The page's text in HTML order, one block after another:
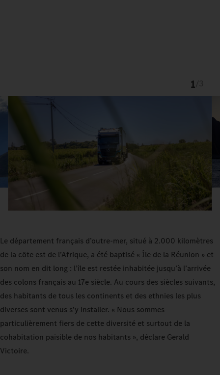
1
Le département français d’outre-mer, situé à 2.000 kilomètres
de la côte est de l’Afrique, a été baptisé « Île de la Réunion » et
son nom en dit long : l’île est restée inhabitée jusqu’à l’arrivée
des colons français au 17e siècle. Au cours des siècles suivants,
des habitants de tous les continents et des ethnies les plus
diverses sont venus s’y installer. « Nous sommes
particulièrement fiers de cette diversité et surtout de la
cohabitation paisible de nos habitants », déclare Gerald
Victoire.